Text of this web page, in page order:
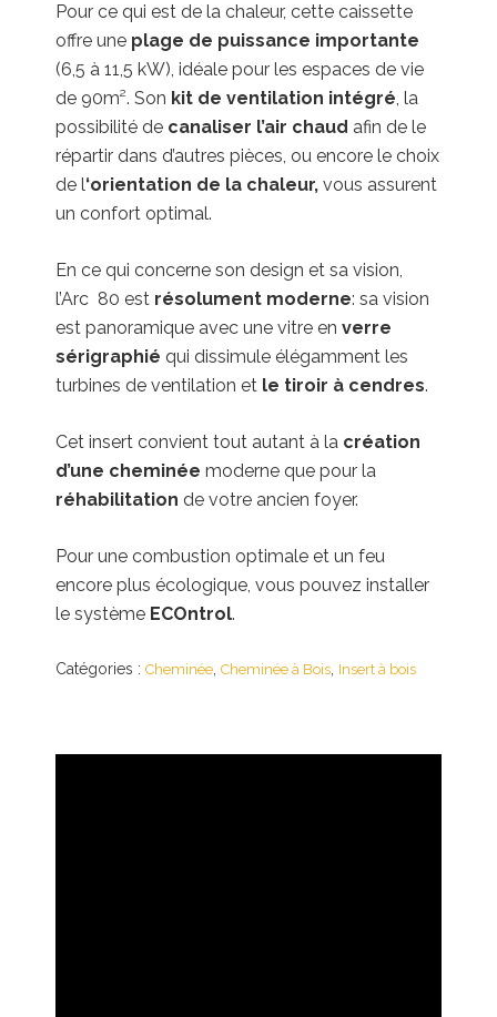
Pour ce qui est de la chaleur, cette caissette
offre une plage de puissance importante
(6,5 à 11,5 kW), idéale pour les espaces de vie
de 90m². Son kit de ventilation intégré, la
possibilité de canaliser l’air chaud afin de le
répartir dans d’autres pièces, ou encore le choix
de l‘orientation de la chaleur, vous assurent
un confort optimal.
En ce qui concerne son design et sa vision,
l’Arc 80 est résolument moderne: sa vision
est panoramique avec une vitre en verre
sérigraphié qui dissimule élégamment les
turbines de ventilation et le tiroir à cendres.
Cet insert convient tout autant à la création
d’une cheminée moderne que pour la
réhabilitation de votre ancien foyer.
Pour une combustion optimale et un feu
encore plus écologique, vous pouvez installer
le système ECOntrol.
Catégories : Cheminée, Cheminée à Bois, Insert à bois